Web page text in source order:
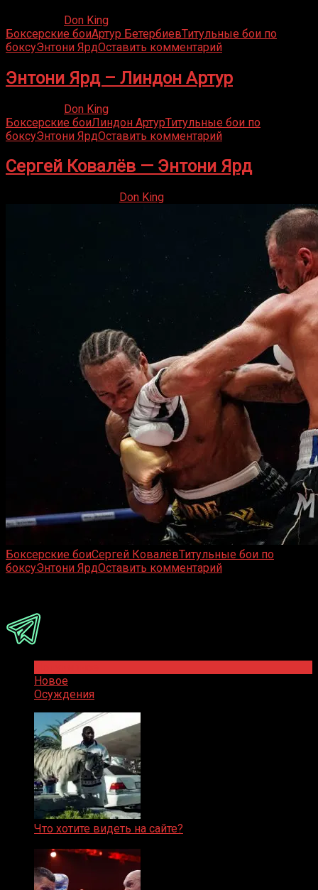
Don King
Боксерские боиАртур БетербиевТитульные бои по
боксуЭнтони ЯрдОставить комментарий
Энтони Ярд – Линдон Артур
Don King
Боксерские боиЛиндон АртурТитульные бои по
боксуЭнтони ЯрдОставить комментарий
Сергей Ковалёв — Энтони Ярд
Don King
Боксерские боиСергей КовалёвТитульные бои по
боксуЭнтони ЯрдОставить комментарий
Новое
Осуждения
Что хотите видеть на сайте?